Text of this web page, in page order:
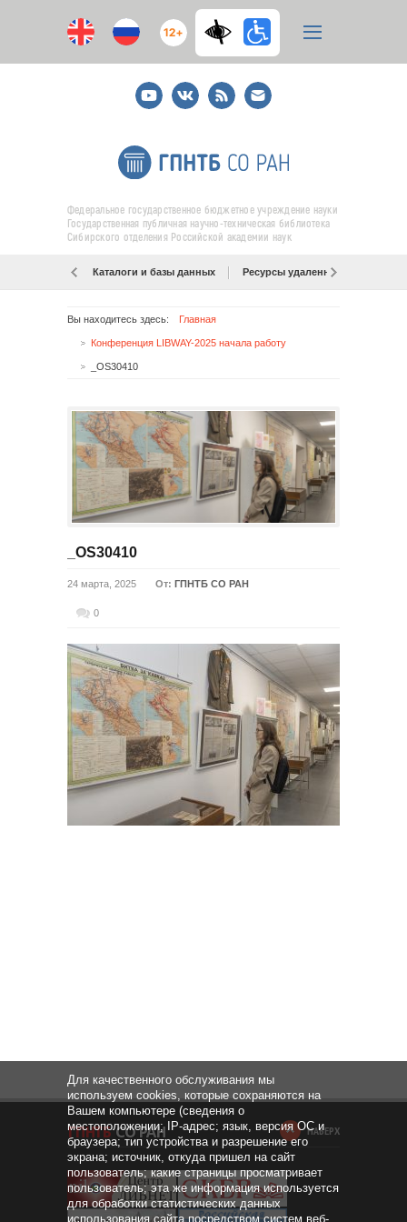
12+
YoutubeВКонтакте
RSS
E-
mail
подписка
Федеральное государственное бюджетное учреждение науки
Государственная публичная научно-техническая библиотека
Сибирского отделения Российской академии наук
Каталоги и базы данных Ресурсы удаленного доступа
Вы находитесь здесь: Главная
Конференция LIBWAY-2025 начала работу
_OS30410
_OS30410
24 марта, 2025 От: ГПНТБ СО РАН
0
НАВЕРХ
Для качественного обслуживания мы
используем cookies, которые сохраняются на
Вашем компьютере (сведения о
местоположении; IP-адрес; язык, версия ОС и
браузера; тип устройства и разрешение его
экрана; источник, откуда пришел на сайт
пользователь; какие страницы просматривает
пользователь; эта же информация используется
для обработки статистических данных
использования сайта посредством систем веб-